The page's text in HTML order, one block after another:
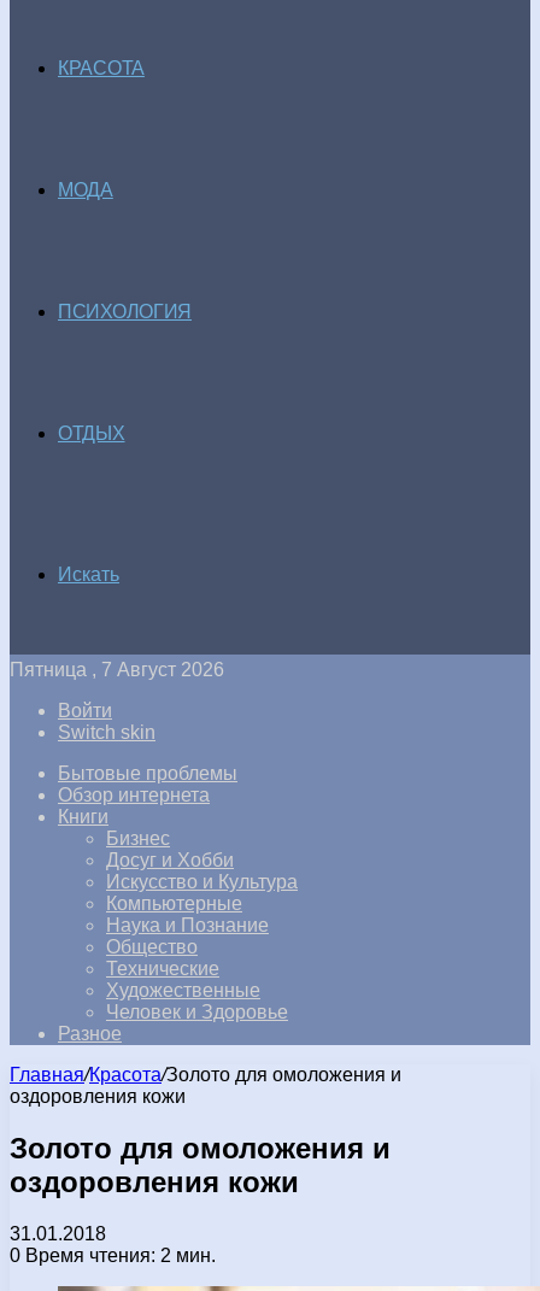
КРАСОТА
МОДА
ПСИХОЛОГИЯ
ОТДЫХ
Искать
Пятница , 7 Август 2026
Войти
Switch skin
Бытовые проблемы
Обзор интернета
Книги
Бизнес
Досуг и Хобби
Искусство и Культура
Компьютерные
Наука и Познание
Общество
Технические
Художественные
Человек и Здоровье
Разное
Главная/Красота/Золото для омоложения и
оздоровления кожи
Золото для омоложения и
оздоровления кожи
31.01.2018
0 Время чтения: 2 мин.